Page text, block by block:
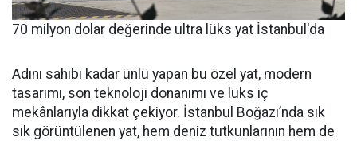
70 milyon dolar değerinde ultra lüks yat İstanbul'da
Adını sahibi kadar ünlü yapan bu özel yat, modern
tasarımı, son teknoloji donanımı ve lüks iç
mekânlarıyla dikkat çekiyor. İstanbul Boğazı’nda sık
sık görüntülenen yat, hem deniz tutkunlarının hem de